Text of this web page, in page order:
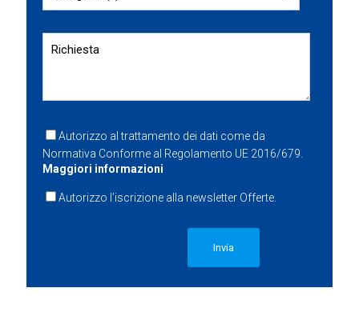
Autorizzo al trattamento dei dati come da
Normativa Conforme al Regolamento UE 2016/679.
Maggiori informazioni
Autorizzo l’iscrizione alla newsletter Offerte.